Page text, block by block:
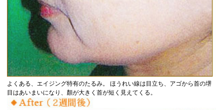
よくある、エイジング特有のたるみ。 ほうれい線は目立ち、アゴから首の堺
目はあいまいになり、顏が大きく首が短く見えてくる。